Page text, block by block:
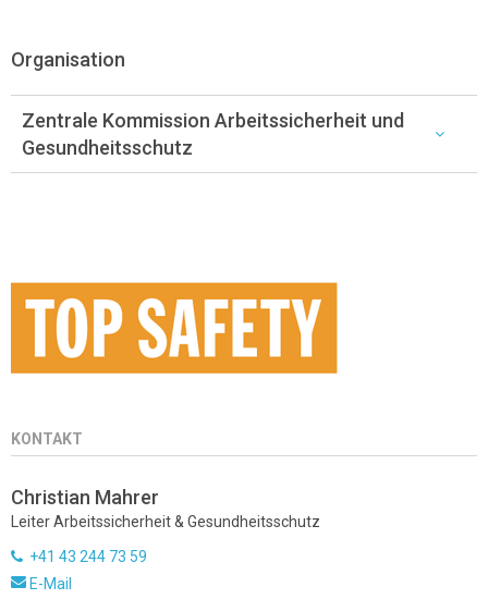
Organisation
Zentrale Kommission Arbeitssicherheit und
Gesundheitsschutz
KONTAKT
Christian Mahrer
Leiter Arbeitssicherheit & Gesundheitsschutz
+41 43 244 73 59
E-Mail